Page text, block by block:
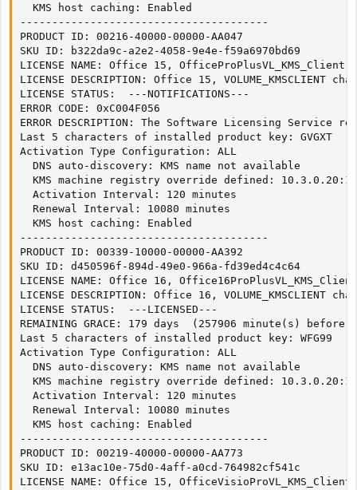
  KMS host caching: Enabled
---------------------------------------
PRODUCT ID: 00216-40000-00000-AA047
SKU ID: b322da9c-a2e2-4058-9e4e-f59a6970bd69
LICENSE NAME: Office 15,
LICENSE DESCRIPTION: Office 15, VOLUME_KMSCLIENT
LICENSE STATUS:  ---NOTIFICATIONS---
ERROR CODE: 0xC004F056
ERROR DESCRIPTION: The Software Licensing
Last 5 characters of installed product key: GVGXT
Activation Type Configuration: ALL
  DNS auto-discovery: KMS name not available
KMS machine registry override defined:
  Activation Interval: 120 minutes
  Renewal Interval: 10080 minutes
  KMS host caching: Enabled
---------------------------------------
PRODUCT ID: 00339-10000-00000-AA392
SKU ID: d450596f-894d-49e0-966a-fd39ed4c4c64
LICENSE NAME: Office 16,
LICENSE DESCRIPTION: Office 16, VOLUME_KMSCLIENT
LICENSE STATUS:  ---LICENSED---
REMAINING GRACE: 179 days  (257906 minute(s)
Last 5 characters of installed product key: WFG99
Activation Type Configuration: ALL
  DNS auto-discovery: KMS name not available
KMS machine registry override defined:
  Activation Interval: 120 minutes
  Renewal Interval: 10080 minutes
  KMS host caching: Enabled
---------------------------------------
PRODUCT ID: 00219-40000-00000-AA773
SKU ID: e13ac10e-75d0-4aff-a0cd-764982cf541c
LICENSE NAME: Office 15,